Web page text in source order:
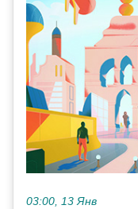
03:00, 13 Янв